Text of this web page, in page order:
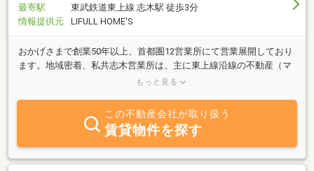
最寄駅
東武鉄道東上線 志木駅 徒歩3分
情報提供元
LIFULL HOME'S
おかげさまで創業50年以上、首都圏12営業所にて営業展開しており
ます。地域密着、私共志木営業所は、主に東上線沿線の不動産（マ
ンション・土地・一戸建）の売買・賃貸に特化しております。お気
もっと見る
この不動産会社が取り扱う
賃貸物件を探す